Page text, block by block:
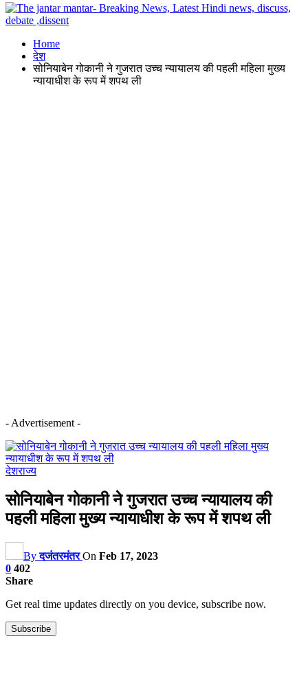
Home
देश
सोनियाबेन गोकानी ने गुजरात उच्च न्यायालय की पहली महिला मुख्य
न्यायाधीश के रूप में शपथ ली
- Advertisement -
देशराज्य
सोनियाबेन गोकानी ने गुजरात उच्च न्यायालय की
पहली महिला मुख्य न्यायाधीश के रूप में शपथ ली
Byदजंतरमंतर On Feb 17, 2023
0 402
Share
Get real time updates directly on you device, subscribe now.
Subscribe